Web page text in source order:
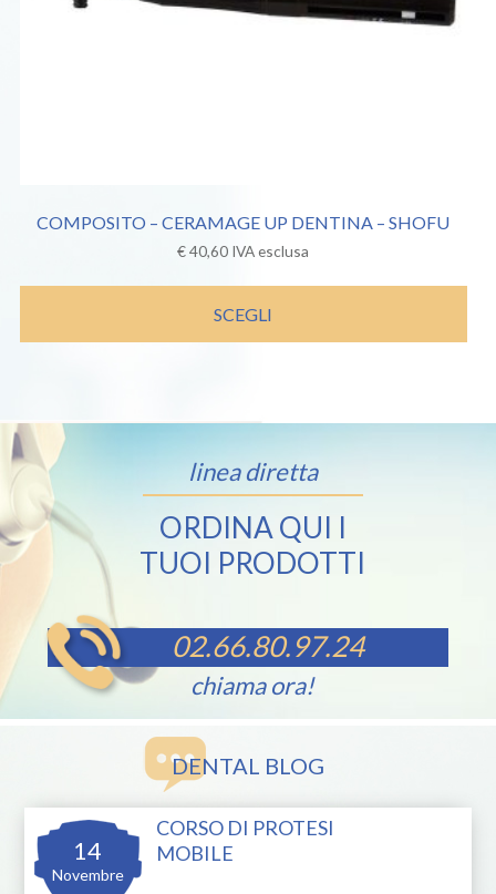
COMPOSITO – CERAMAGE UP DENTINA – SHOFU
€40,60 IVA esclusa
SCEGLI
linea diretta
ORDINA QUI I
TUOI PRODOTTI
02.66.80.97.24
chiama ora!
DENTAL BLOG
14
Novembre
CORSO DI PROTESI
MOBILE